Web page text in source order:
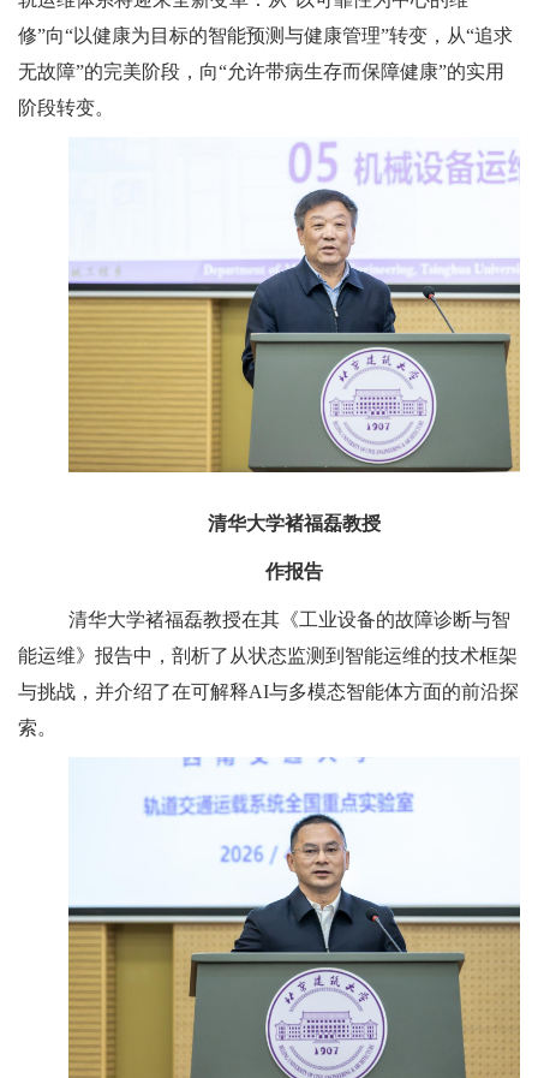
修”向“以健康为目标的智能预测与健康管理”转变，从“追求
无故障”的完美阶段，向“允许带病生存而保障健康”的实用
阶段转变。
清华大学褚福磊教授
作报告
清华大学褚福磊教授在其《工业设备的故障诊断与智
能运维》报告中，剖析了从状态监测到智能运维的技术框架
与挑战，并介绍了在可解释AI与多模态智能体方面的前沿探
索。